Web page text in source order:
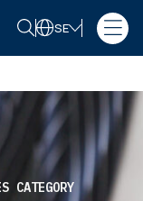
SE
CATEGORY